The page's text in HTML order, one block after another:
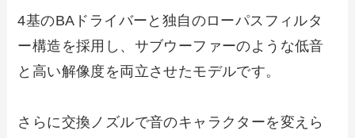
4基のBAドライバーと独自のローパスフィルタ
ー構造を採用し、サブウーファーのような低音
と高い解像度を両立させたモデルです。
さらに交換ノズルで音のキャラクターを変えら